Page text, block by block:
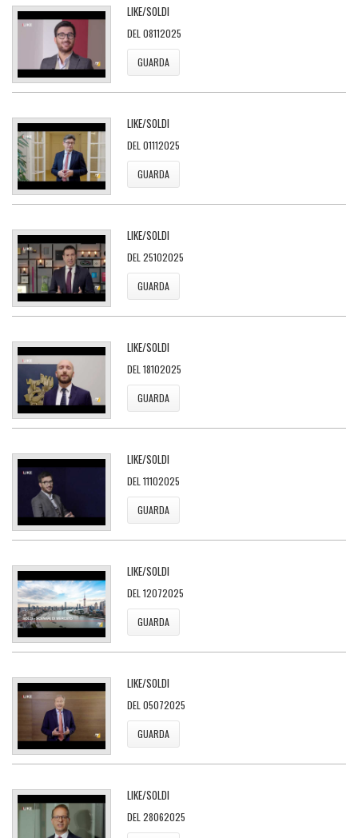
LIKE/SOLDI
DEL 08112025
GUARDA
LIKE/SOLDI
DEL 01112025
GUARDA
LIKE/SOLDI
DEL 25102025
GUARDA
LIKE/SOLDI
DEL 18102025
GUARDA
LIKE/SOLDI
DEL 11102025
GUARDA
LIKE/SOLDI
DEL 12072025
GUARDA
LIKE/SOLDI
DEL 05072025
GUARDA
LIKE/SOLDI
DEL 28062025